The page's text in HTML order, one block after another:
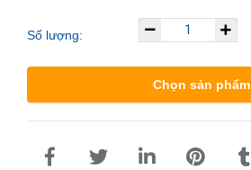
Số lượng:
Chọn sản phẩm